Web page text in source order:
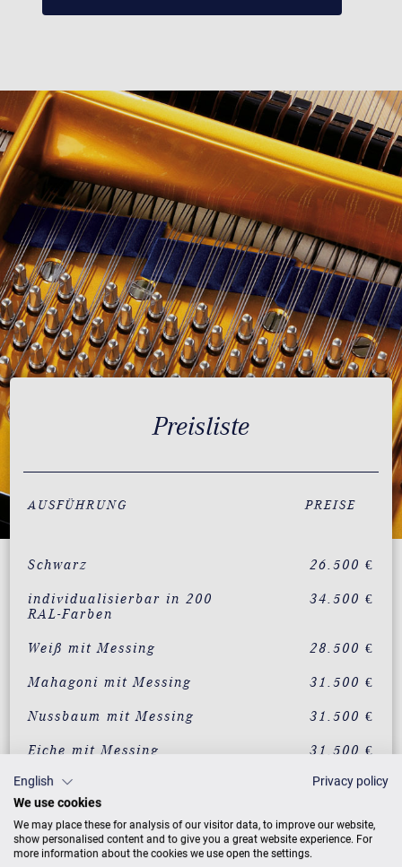
Preisliste
AUSFÜHRUNG PREISE
Schwarz 26.500 €
individualisierbar in 200
RAL-Farben
34.500 €
Weiß mit Messing 28.500 €
Mahagoni mit Messing 31.500 €
Nussbaum mit Messing 31.500 €
Eiche mit Messing 31.500 €
Wurzelnussbaum mit
Messing
34.500 €
Vavona mit Messing 34.500 €
English
Privacy policy
We use cookies
We may place these for analysis of our visitor data, to improve our website,
show personalised content and to give you a great website experience. For
more information about the cookies we use open the settings.